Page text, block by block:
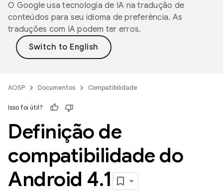
O Google usa tecnologia de IA na tradução de
conteúdos para seu idioma de preferência. As
traduções com IA podem ter erros.
AOSP Documentos Compatibilidade
Isso foi útil?
Definição de
compatibilidade do
Android 4.1